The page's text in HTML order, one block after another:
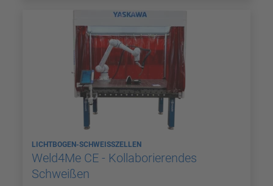
LICHTBOGEN-SCHWEISSZELLEN
Weld4Me CE - Kollaborierendes
Schweißen